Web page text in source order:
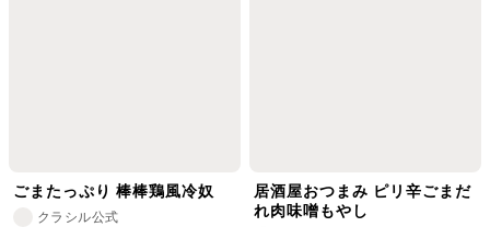
ごまたっぷり 棒棒鶏風冷奴
クラシル公式
居酒屋おつまみ ピリ辛ごまだ
れ肉味噌もやし